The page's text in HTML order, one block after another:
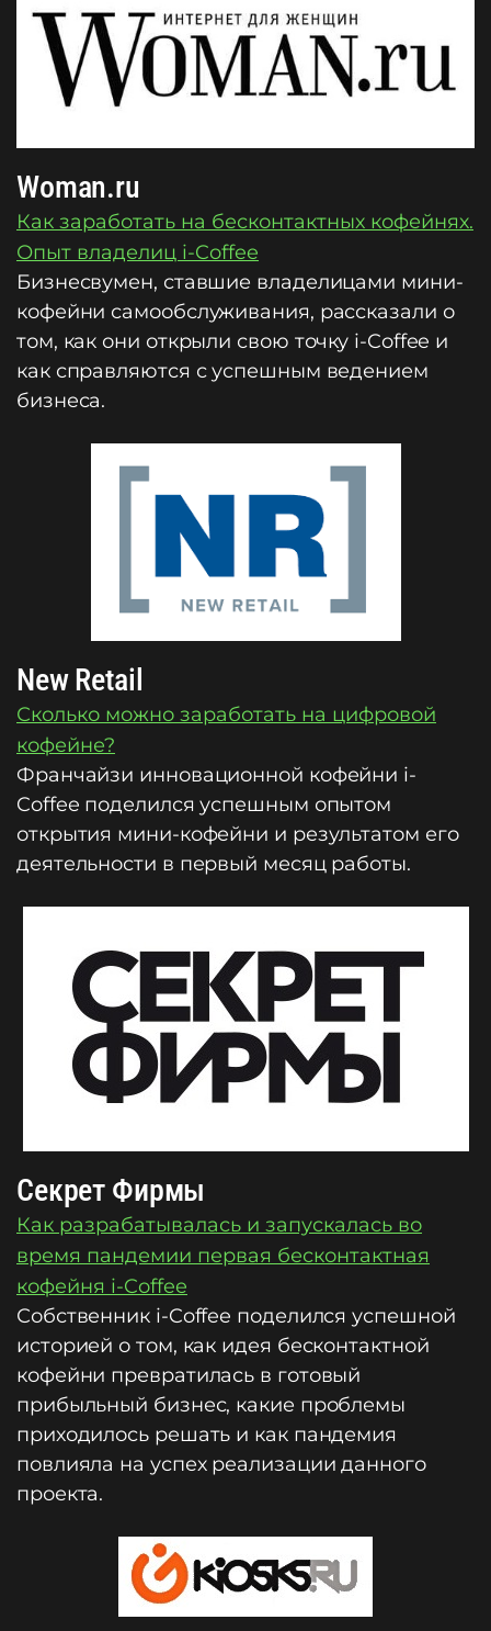
Woman.ru
Как заработать на бесконтактных кофейнях.
Опыт владелиц i-Coffee
Бизнесвумен, ставшие владелицами мини-
кофейни самообслуживания, рассказали о
том, как они открыли свою точку i-Coffee и
как справляются с успешным ведением
бизнеса.
New Retail
Сколько можно заработать на цифровой
кофейне?
Франчайзи инновационной кофейни i-
Coffee поделился успешным опытом
открытия мини-кофейни и результатом его
деятельности в первый месяц работы.
Секрет Фирмы
Как разрабатывалась и запускалась во
время пандемии первая бесконтактная
кофейня i-Coffee
Собственник i-Coffee поделился успешной
историей о том, как идея бесконтактной
кофейни превратилась в готовый
прибыльный бизнес, какие проблемы
приходилось решать и как пандемия
повлияла на успех реализации данного
проекта.